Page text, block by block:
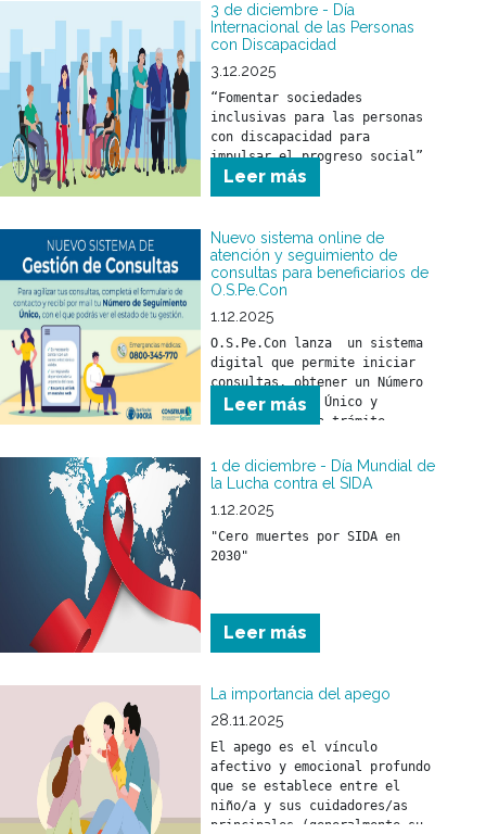
3 de diciembre - Día
Internacional de las Personas
con Discapacidad
3.12.2025
“Fomentar sociedades
inclusivas para las personas
con discapacidad para
impulsar el progreso social”
Leer más
Nuevo sistema online de
atención y seguimiento de
consultas para beneficiarios de
O.S.Pe.Con
1.12.2025
O.S.Pe.Con lanza  un sistema
digital que permite iniciar
consultas, obtener un Número
de Seguimiento Único y
monitorear cada trámite
transparencia y mejor
atención para todos los
Leer más
1 de diciembre - Día Mundial de
la Lucha contra el SIDA
1.12.2025
"Cero muertes por SIDA en
2030"
Leer más
La importancia del apego
28.11.2025
El apego es el vínculo
afectivo y emocional profundo
que se establece entre el
niño/a y sus cuidadores/as
principales (generalmente su